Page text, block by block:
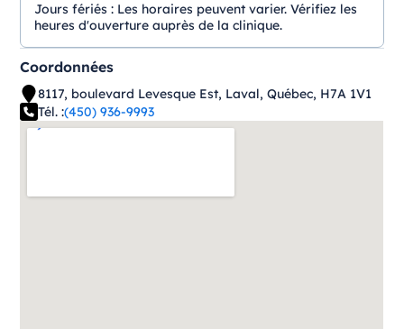
Jours fériés : Les horaires peuvent varier. Vérifiez les
heures d'ouverture auprès de la clinique.
Coordonnées
8117, boulevard Levesque Est, Laval, Québec, H7A 1V1
Tél. :(450) 936-9993